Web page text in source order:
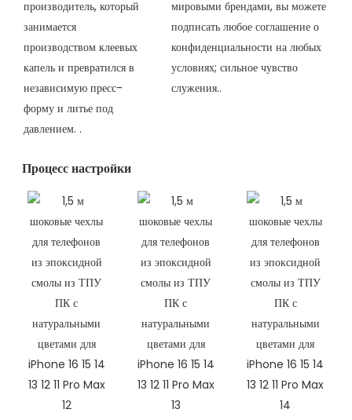
производитель, который
занимается
производством клеевых
капель и превратился в
независимую пресс-
форму и литье под
давлением. .
мировыми брендами, вы можете
подписать любое соглашение о
конфиденциальности на любых
условиях; сильное чувство
служения..
Процесс настройки​